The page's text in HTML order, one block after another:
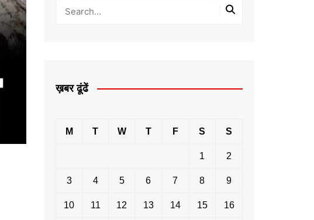
ख़बर ढूंढें
M T W T F S S
1 2
3 4 5 6 7 8 9
10 11 12 13 14 15 16